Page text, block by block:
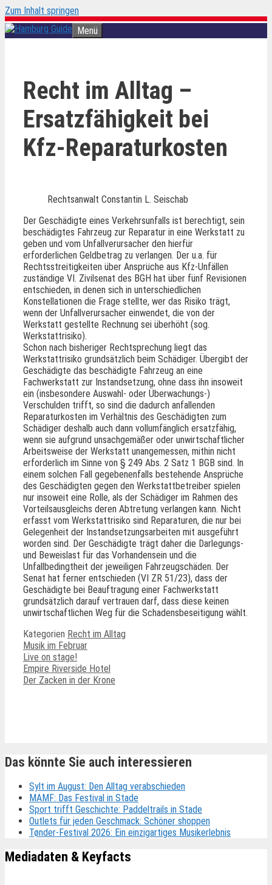
Zum Inhalt springen
Menü
Recht im Alltag –
Ersatzfähigkeit bei
Kfz-Reparaturkosten
Rechtsanwalt Constantin L. Seischab
Der Geschädigte eines Verkehrsunfalls ist berechtigt, sein
beschädigtes Fahrzeug zur Reparatur in eine Werkstatt zu
geben und vom Unfallverursacher den hierfür
erforderlichen Geldbetrag zu verlangen. Der u.a. für
Rechtsstreitigkeiten über Ansprüche aus Kfz-Unfällen
zuständige VI. Zivilsenat des BGH hat über fünf Revisionen
entschieden, in denen sich in unterschiedlichen
Konstellationen die Frage stellte, wer das Risiko trägt,
wenn der Unfallverursacher einwendet, die von der
Werkstatt gestellte Rechnung sei überhöht (sog.
Werkstattrisiko).
Schon nach bisheriger Rechtsprechung liegt das
Werkstattrisiko grundsätzlich beim Schädiger. Übergibt der
Geschädigte das beschädigte Fahrzeug an eine
Fachwerkstatt zur Instandsetzung, ohne dass ihn insoweit
ein (insbesondere Auswahl- oder Überwachungs-)
Verschulden trifft, so sind die dadurch anfallenden
Reparaturkosten im Verhältnis des Geschädigten zum
Schädiger deshalb auch dann vollumfänglich ersatzfähig,
wenn sie aufgrund unsachgemäßer oder unwirtschaftlicher
Arbeitsweise der Werkstatt unangemessen, mithin nicht
erforderlich im Sinne von § 249 Abs. 2 Satz 1 BGB sind. In
einem solchen Fall gegebenenfalls bestehende Ansprüche
des Geschädigten gegen den Werkstattbetreiber spielen
nur insoweit eine Rolle, als der Schädiger im Rahmen des
Vorteilsausgleichs deren Abtretung verlangen kann. Nicht
erfasst vom Werkstattrisiko sind Reparaturen, die nur bei
Gelegenheit der Instandsetzungsarbeiten mit ausgeführt
worden sind. Der Geschädigte trägt daher die Darlegungs-
und Beweislast für das Vorhandensein und die
Unfallbedingtheit der jeweiligen Fahrzeugschäden. Der
Senat hat ferner entschieden (VI ZR 51/23), dass der
Geschädigte bei Beauftragung einer Fachwerkstatt
grundsätzlich darauf vertrauen darf, dass diese keinen
unwirtschaftlichen Weg für die Schadensbeseitigung wählt.
Kategorien Recht im Alltag
Musik im Februar
Live on stage!
Empire Riverside Hotel
Der Zacken in der Krone
Das könnte Sie auch interessieren
Sylt im August: Den Alltag verabschieden
MAMF: Das Festival in Stade
Sport trifft Geschichte: Paddeltrails in Stade
Outlets für jeden Geschmack: Schöner shoppen
Tønder-Festival 2026: Ein einzigartiges Musikerlebnis
Mediadaten & Keyfacts